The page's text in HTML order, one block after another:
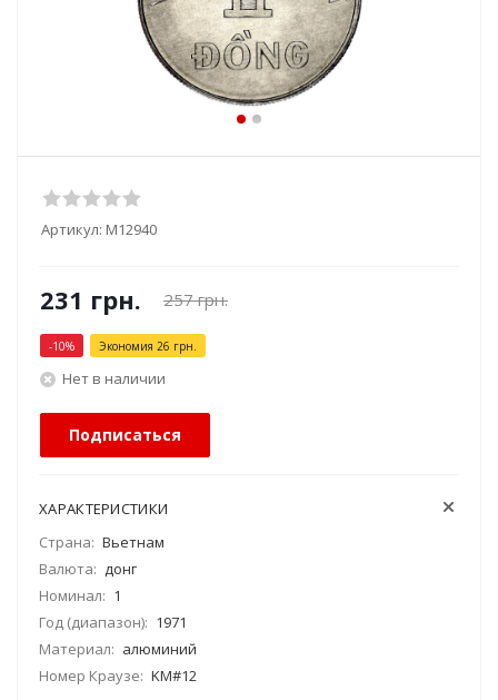
Артикул: М12940
231 грн. 257грн.
-10% Экономия 26 грн.
Нет в наличии
Подписаться
ХАРАКТЕРИСТИКИ
Страна: Вьетнам
Валюта: донг
Номинал: 1
Год (диапазон): 1971
Материал: алюминий
Номер Краузе: KM#12